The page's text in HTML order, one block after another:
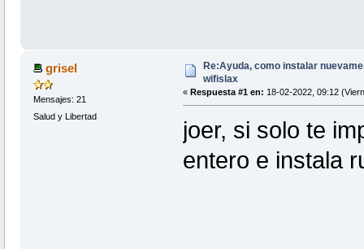
grisel
Mensajes: 21
Salud y Libertad
Re:Ayuda, como instalar
wifislax
« Respuesta #1 en: 18-02-2022, 09:12
joer, si solo te
entero e instala